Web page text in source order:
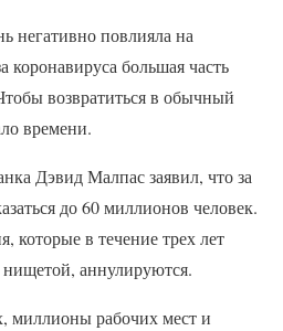
негативно повлияла на
большая часть
возвратиться в обычный
времени.
Дэвид Малпас заявил, что за
до 60 миллионов человек.
которые в течение трех лет
нищетой, аннулируются.
миллионы рабочих мест и